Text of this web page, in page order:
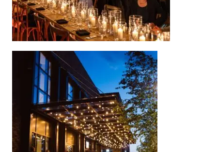
erdvės ar renginio
išskirtinumą.
DEKORACIJŲ
Parodų stendų
ir renginių
dekoravimas
Kuriame elegantiškas ir
skoningas erdves
parodoms,
konferencijoms ir
renginiams. Visi